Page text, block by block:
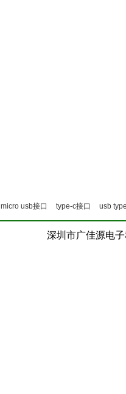
micro usb接口 type-c接口 usb
深圳市广佳源电